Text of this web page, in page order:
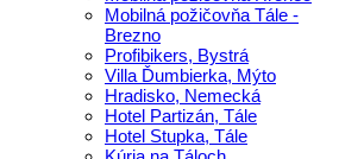
Mobilná požičovňa Tále -
Brezno
Profibikers, Bystrá
Villa Ďumbierka, Mýto
Hradisko, Nemecká
Hotel Partizán, Tále
Hotel Stupka, Tále